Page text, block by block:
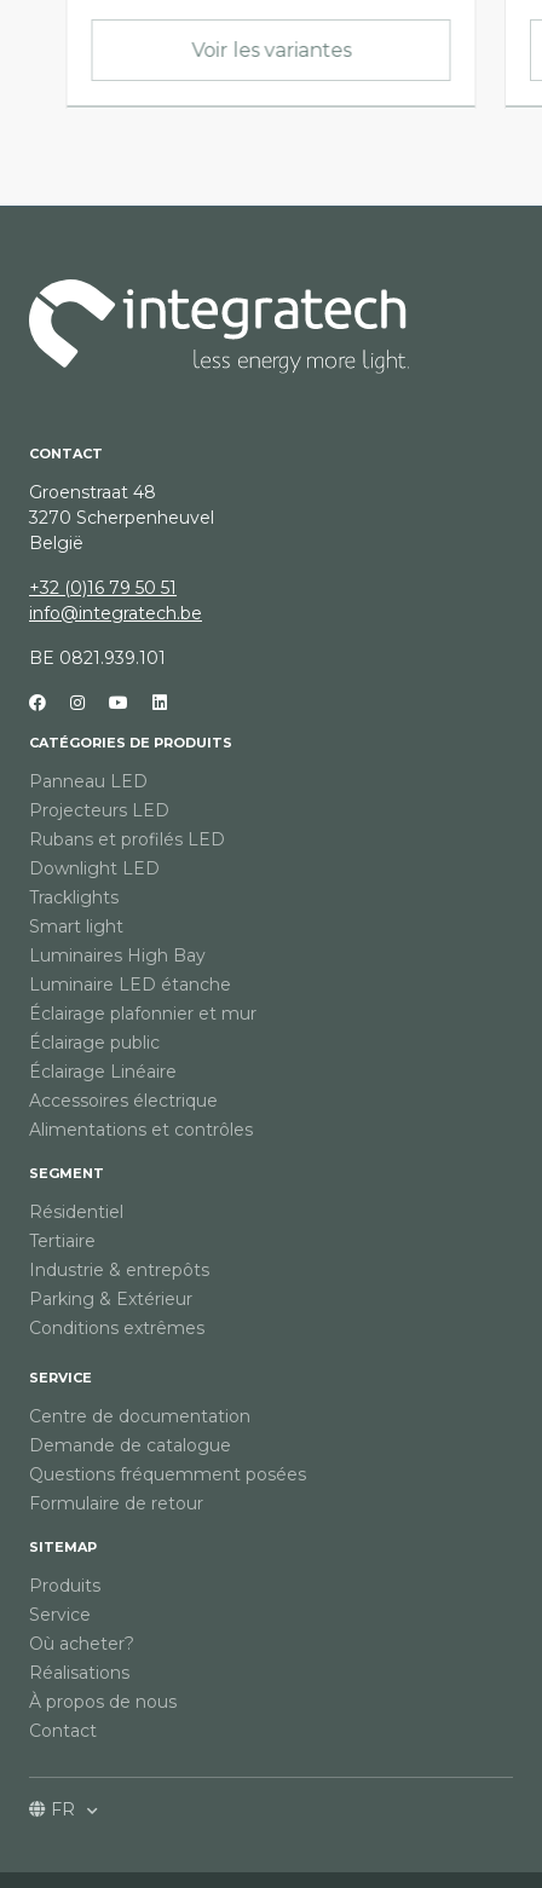
Voir les variantes
CONTACT
Groenstraat 48
3270 Scherpenheuvel
België
+32 (0)16 79 50 51
info@integratech.be
BE 0821.939.101
CATÉGORIES DE PRODUITS
Panneau LED
Projecteurs LED
Rubans et profilés LED
Downlight LED
Tracklights
Smart light
Luminaires High Bay
Luminaire LED étanche
Éclairage plafonnier et mur
Éclairage public
Éclairage Linéaire
Accessoires électrique
Alimentations et contrôles
SEGMENT
Résidentiel
Tertiaire
Industrie & entrepôts
Parking & Extérieur
Conditions extrêmes
SERVICE
Centre de documentation
Demande de catalogue
Questions fréquemment posées
Formulaire de retour
SITEMAP
Produits
Service
Où acheter?
Réalisations
À propos de nous
Contact
FR